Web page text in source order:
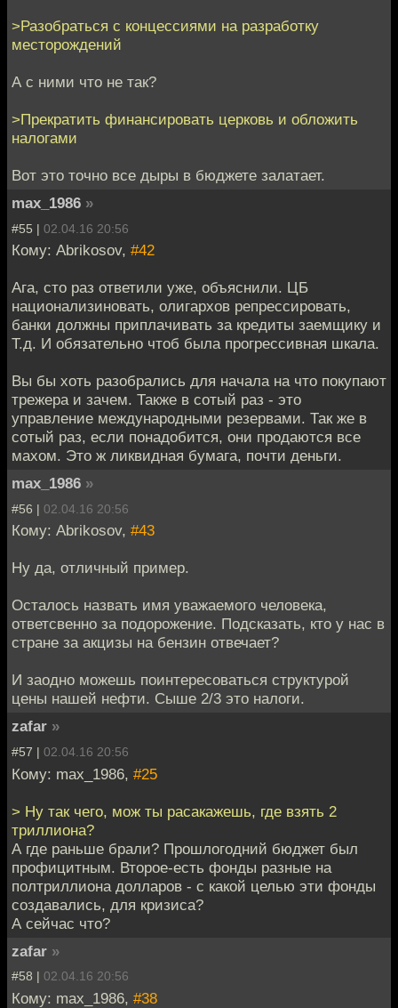
>Разобраться с концессиями на разработку
месторождений
А с ними что не так?
>Прекратить финансировать церковь и обложить
налогами
Вот это точно все дыры в бюджете залатает.
max_1986 »
#55 | 02.04.16 20:56
Кому: Abrikosov, #42
Ага, сто раз ответили уже, объяснили. ЦБ
национализиновать, олигархов репрессировать,
банки должны приплачивать за кредиты заемщику и
Т.д. И обязательно чтоб была прогрессивная шкала.
Вы бы хоть разобрались для начала на что покупают
трежера и зачем. Также в сотый раз - это
управление международными резервами. Так же в
сотый раз, если понадобится, они продаются все
махом. Это ж ликвидная бумага, почти деньги.
max_1986 »
#56 | 02.04.16 20:56
Кому: Abrikosov, #43
Ну да, отличный пример.
Осталось назвать имя уважаемого человека,
ответсвенно за подорожение. Подсказать, кто у нас в
стране за акцизы на бензин отвечает?
И заодно можешь поинтересоваться структурой
цены нашей нефти. Сыше 2/3 это налоги.
zafar »
#57 | 02.04.16 20:56
Кому: max_1986, #25
> Ну так чего, мож ты расакажешь, где взять 2
триллиона?
А где раньше брали? Прошлогодний бюджет был
профицитным. Второе-есть фонды разные на
полтриллиона долларов - с какой целью эти фонды
создавались, для кризиса?
А сейчас что?
zafar »
#58 | 02.04.16 20:56
Кому: max_1986, #38